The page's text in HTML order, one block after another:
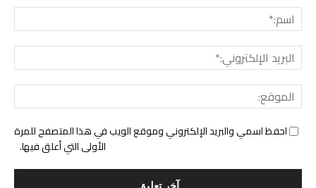
احفظ اسمي والبريد الإلكتروني وموقع الويب في هذا المتصفح للمرة
الأولى التي أعلق فيها.